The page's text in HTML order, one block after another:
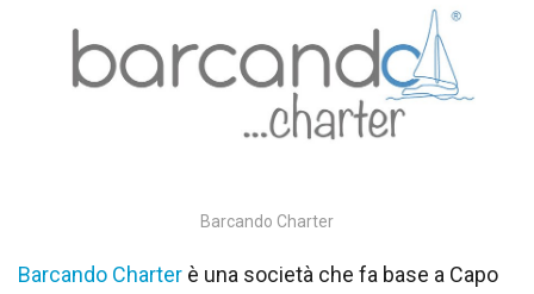
Barcando Charter
Barcando Charter è una società che fa base a Capo